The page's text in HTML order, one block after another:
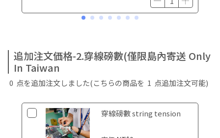
追加注文価格-2.穿線磅數(僅限島內寄送 Only
In Taiwan
0 点を追加注文しました(こちらの商品を 1 点追加注文可能)
穿線磅數 string tension